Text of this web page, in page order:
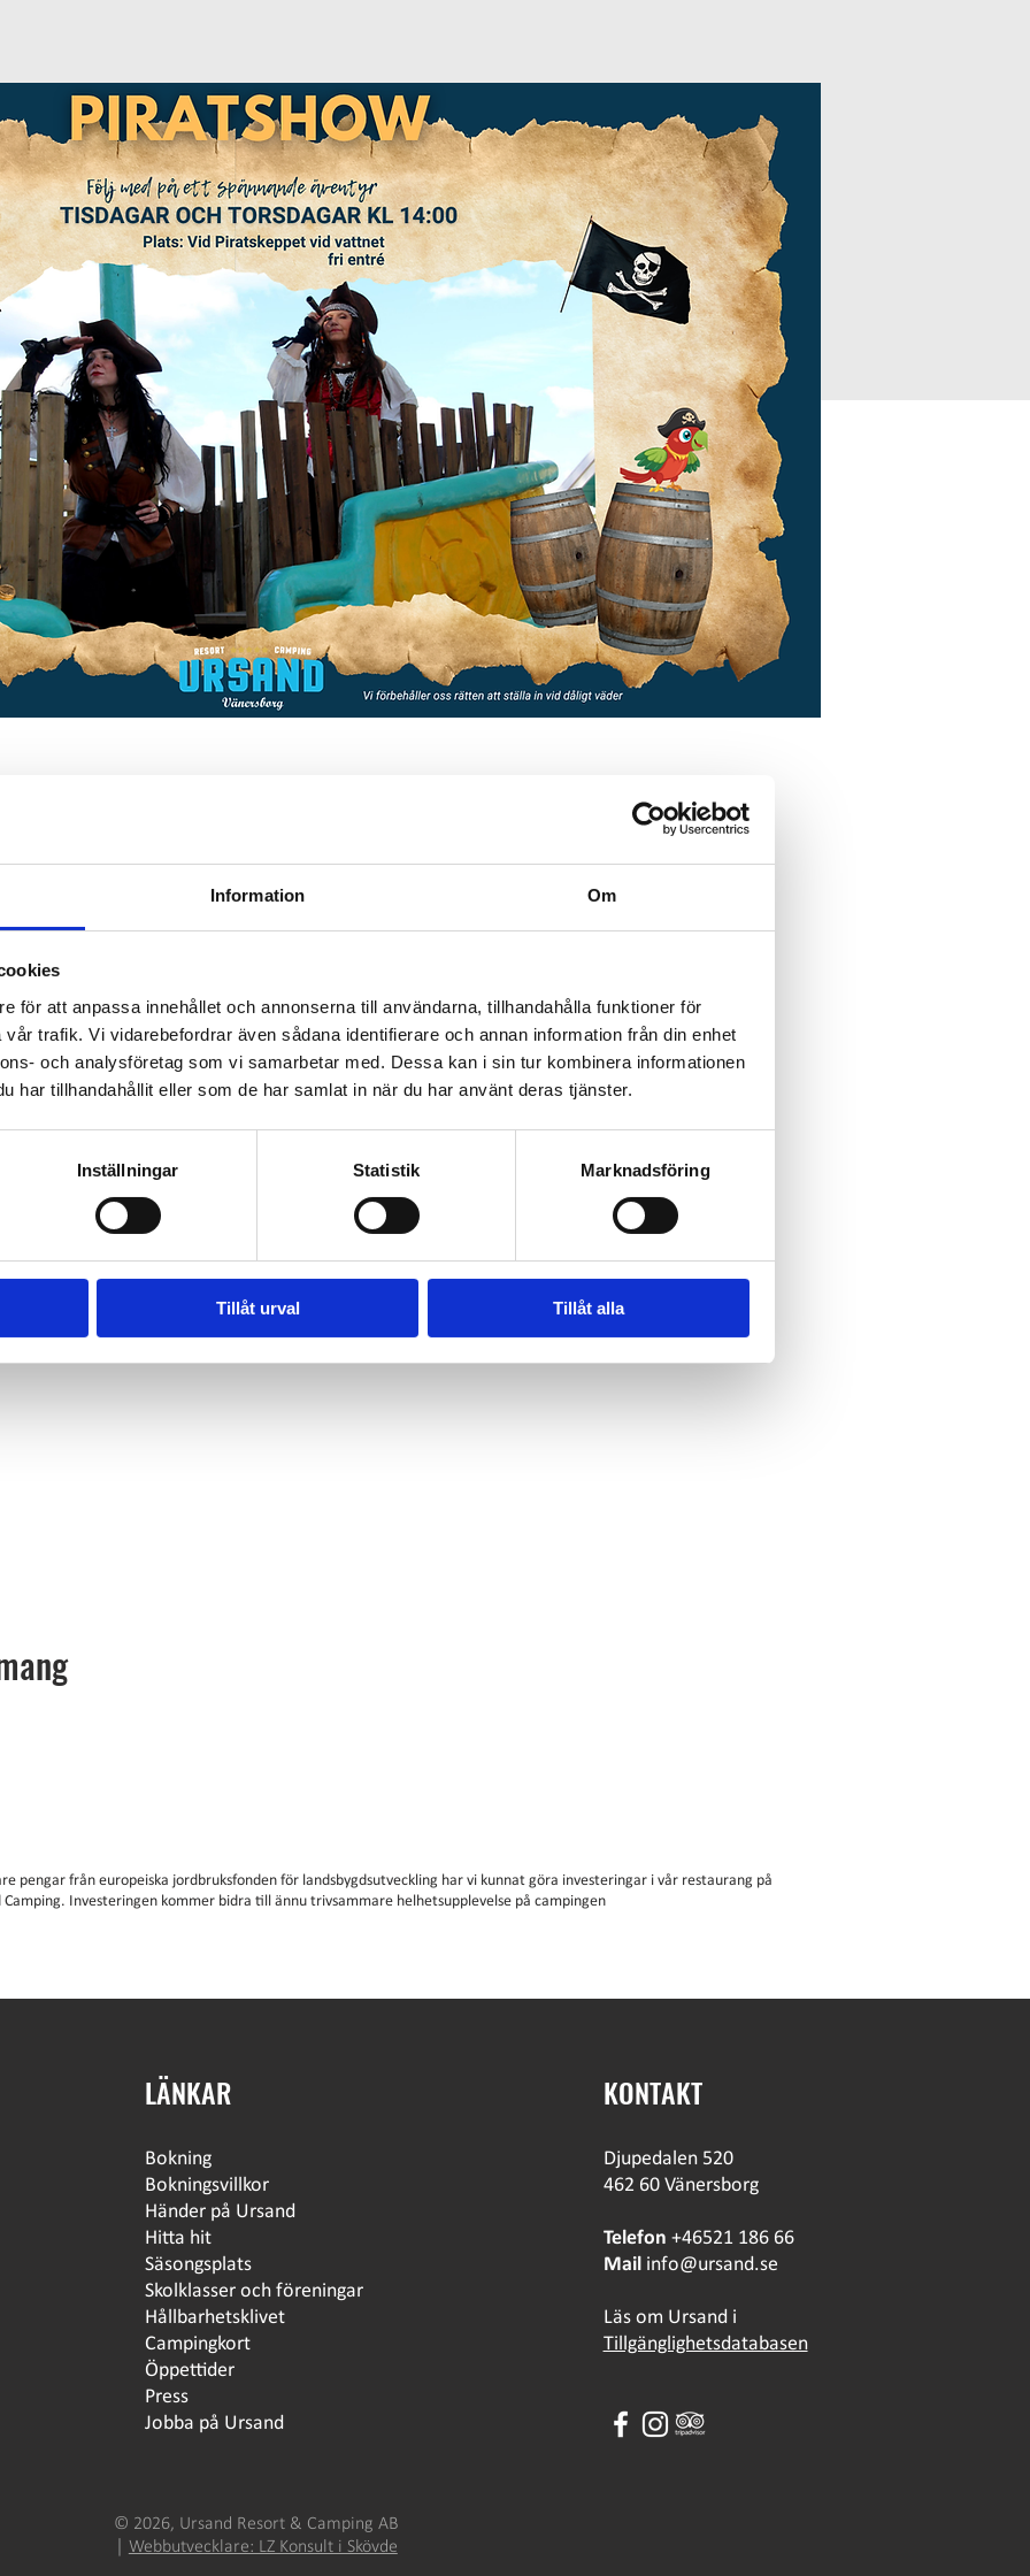
Information Om
för att anpassa innehållet och annonserna till användarna, tillhandahålla funktioner för
trafik. Vi vidarebefordrar även sådana identifierare och annan information från din enhet
och analysföretag som vi samarbetar med. Dessa kan i sin tur kombinera informationen
har tillhandahållit eller som de har samlat in när du har använt deras tjänster.
Inställningar Statistik Marknadsföring
Tillåt urval Tillåt alla
till en rolig och interaktiv show fylld med skratt, tokigheter och spännande upptåg.
och torsdag kl. 14.00 vid piratskeppet vid glasskiosken och är helt gratis att delta i.
pengar från europeiska jordbruksfonden för landsbygdsutveckling har vi kunnat göra investeringar i vår restaurang på
Camping. Investeringen kommer bidra till ännu trivsammare helhetsupplevelse på campingen
LÄNKAR
Bokning
Bokningsvillkor
Händer på Ursand
Hitta hit
Säsongsplats
Skolklasser och föreningar
Hållbarhetsklivet
Campingkort
Öppettider
Press
Jobba på Ursand
© 2026, Ursand Resort & Camping AB
Webbutvecklare: LZ Konsult i Skövde
KONTAKT
Djupedalen 520
462 60 Vänersborg
Telefon +46521 186 66
Mail info@ursand.se
Läs om Ursand i
Tillgänglighetsdatabasen